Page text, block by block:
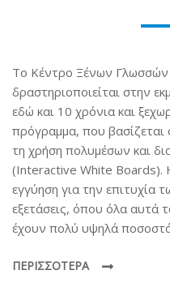
Το Κέντρο Ξένων Γλωσσών
δραστηριοποιείται στην
εδώ και 10 χρόνια και
πρόγραμμα, που βασίζεται
τη χρήση πολυμέσων και
(Interactive White Boards).
εγγύηση για την επιτυχία
εξετάσεις, όπου όλα αυτά
έχουν πολύ υψηλά ποσοστά
ΠΕΡΙΣΣΟΤΕΡΑ